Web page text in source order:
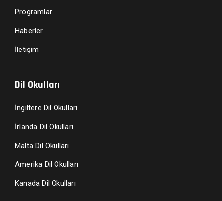
Programlar
Haberler
İletişim
Dil Okulları
İngiltere Dil Okulları
İrlanda Dil Okulları
Malta Dil Okulları
Amerika Dil Okulları
Kanada Dil Okulları